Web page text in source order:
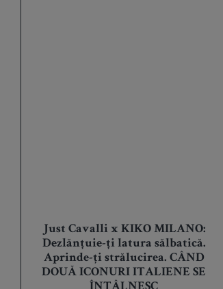
Just Cavalli x KIKO MILANO:
Dezlănțuie-ți latura sălbatică.
Aprinde-ți strălucirea. CÂND
DOUĂ ICONURI ITALIENE SE